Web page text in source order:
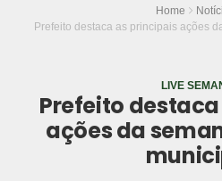
Home
Prefeito destaca as principais ações
LIVE
Prefeito
ações da